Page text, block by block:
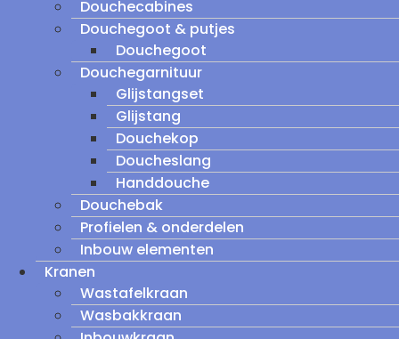
Douchecabines
Douchegoot & putjes
Douchegoot
Douchegarnituur
Glijstangset
Glijstang
Douchekop
Doucheslang
Handdouche
Douchebak
Profielen & onderdelen
Inbouw elementen
Kranen
Wastafelkraan
Wasbakkraan